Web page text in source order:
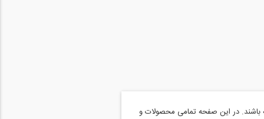
باشند. در این صفحه تمامی محصولات و